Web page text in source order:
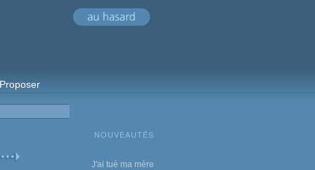
Proposer
NOUVEAUTÉS
J'ai tué ma mère